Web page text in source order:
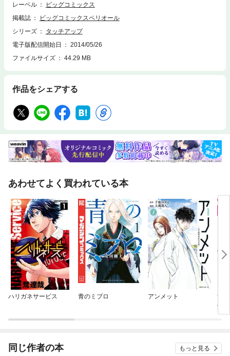
レーベル
ビッグコミックス
掲載誌
ビッグコミックスペリオール
シリーズ
タッチアップ
電子版配信開始日
2014/05/26
ファイルサイズ
44.29 MB
作品をシェアする
あわせてよく買われている本
ハリガネサービス 青のミブロ アンメット
世
使
王
同じ作者の本 もっと見る